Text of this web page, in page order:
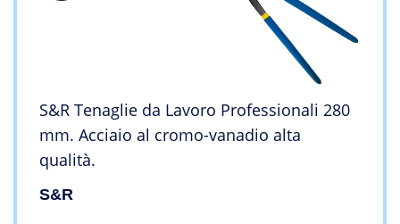
S&R Tenaglie da Lavoro Professionali 280
mm. Acciaio al cromo-vanadio alta
qualità.
S&R